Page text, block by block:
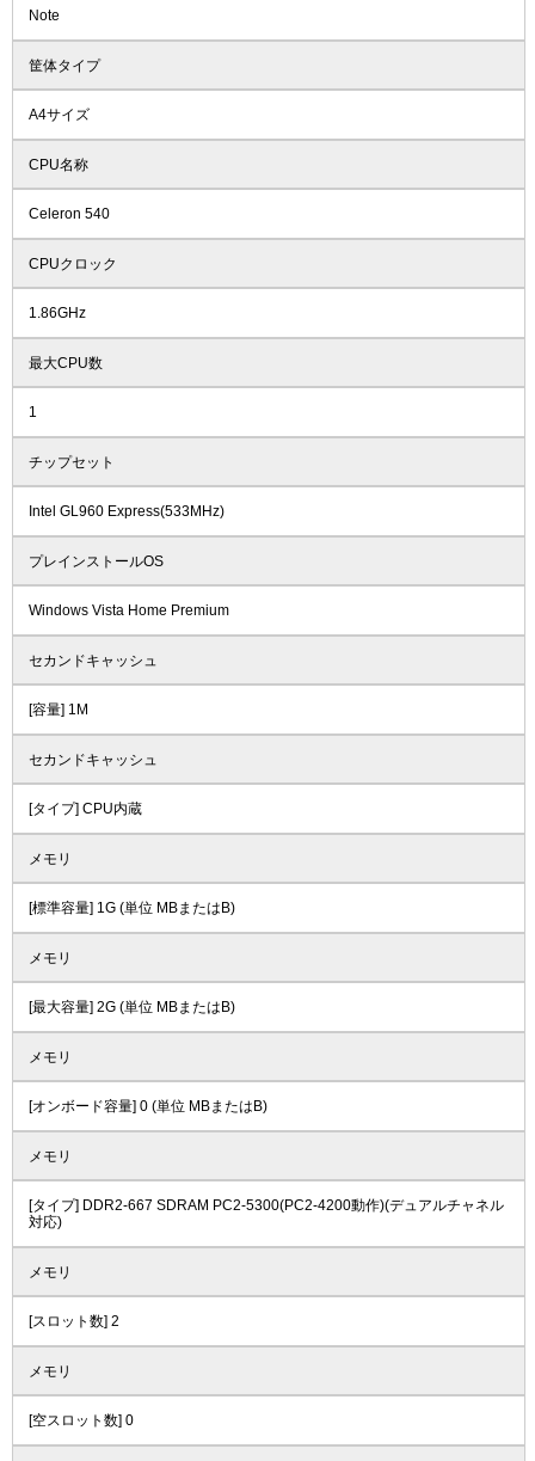
Note
筐体タイプ
A4サイズ
CPU名称
Celeron 540
CPUクロック
1.86GHz
最大CPU数
1
チップセット
Intel GL960 Express(533MHz)
プレインストールOS
Windows Vista Home Premium
セカンドキャッシュ
[容量] 1M
セカンドキャッシュ
[タイプ] CPU内蔵
メモリ
[標準容量] 1G (単位 MBまたはB)
メモリ
[最大容量] 2G (単位 MBまたはB)
メモリ
[オンボード容量] 0 (単位 MBまたはB)
メモリ
[タイプ] DDR2-667 SDRAM PC2-5300(PC2-4200動作)(デュアルチャネル
対応)
メモリ
[スロット数] 2
メモリ
[空スロット数] 0